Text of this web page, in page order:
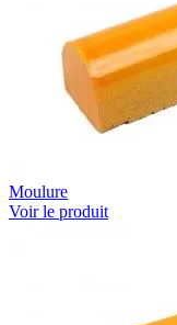
Moulure
Voir le produit